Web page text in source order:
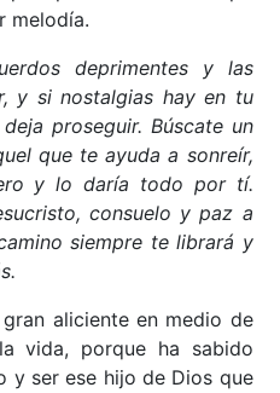
melodía.
deprimentes y las
y si nostalgias hay en tu
proseguir. Búscate un
que te ayuda a sonreír,
y lo daría todo por tí.
consuelo y paz a
siempre te librará y
aliciente en medio de
vida, porque ha sabido
y ser ese hijo de Dios que